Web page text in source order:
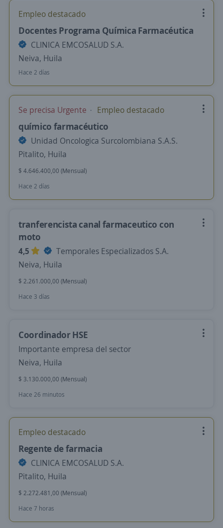
Empleo destacado
Docentes Programa Química Farmacéutica
CLINICA EMCOSALUD S.A.
Neiva, Huila
Hace 2 días
Se precisa Urgente Empleo destacado
químico farmacéutico
Unidad Oncologica Surcolombiana S.A.S.
Pitalito, Huila
$ 4.646.400,00 (Mensual)
Hace 2 días
tranferencista canal farmaceutico con
moto
4,5
Temporales Especializados S.A.
Neiva, Huila
$ 2.261.000,00 (Mensual)
Hace 3 días
Coordinador HSE
Importante empresa del sector
Neiva, Huila
$ 3.130.000,00 (Mensual)
Hace 26 minutos
Empleo destacado
Regente de farmacia
CLINICA EMCOSALUD S.A.
Pitalito, Huila
$ 2.272.481,00 (Mensual)
Hace 7 horas